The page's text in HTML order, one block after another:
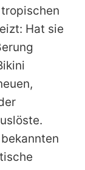
Hat sie